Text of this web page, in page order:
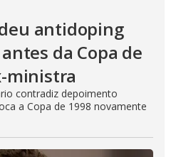
antidoping
da Copa de
ministra
contradiz depoimento
a Copa de 1998 novamente